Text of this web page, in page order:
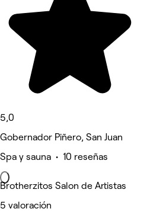
5,0
Gobernador Piñero, San Juan
Spa y sauna • 10 reseñas
Brotherzitos Salon de Artistas
5 valoración